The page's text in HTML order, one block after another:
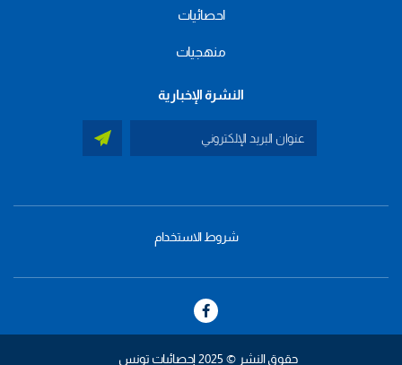
احصائيات
منهجيات
النشرة الإخبارية
footer
شروط الاستخدام
حقوق النشر © 2025 إحصائيات تونس